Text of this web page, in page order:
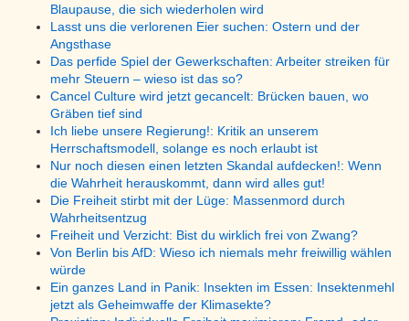
Blaupause, die sich wiederholen wird
Lasst uns die verlorenen Eier suchen: Ostern und der
Angsthase
Das perfide Spiel der Gewerkschaften: Arbeiter streiken für
mehr Steuern – wieso ist das so?
Cancel Culture wird jetzt gecancelt: Brücken bauen, wo
Gräben tief sind
Ich liebe unsere Regierung!: Kritik an unserem
Herrschaftsmodell, solange es noch erlaubt ist
Nur noch diesen einen letzten Skandal aufdecken!: Wenn
die Wahrheit herauskommt, dann wird alles gut!
Die Freiheit stirbt mit der Lüge: Massenmord durch
Wahrheitsentzug
Freiheit und Verzicht: Bist du wirklich frei von Zwang?
Von Berlin bis AfD: Wieso ich niemals mehr freiwillig wählen
würde
Ein ganzes Land in Panik: Insekten im Essen: Insektenmehl
jetzt als Geheimwaffe der Klimasekte?